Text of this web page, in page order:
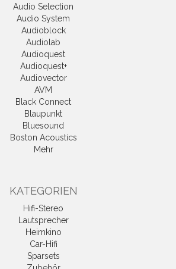
Audio Selection
Audio System
Audioblock
Audiolab
Audioquest
Audioquest+
Audiovector
AVM
Black Connect
Blaupunkt
Bluesound
Boston Acoustics
Mehr
KATEGORIEN
Hifi-Stereo
Lautsprecher
Heimkino
Car-Hifi
Sparsets